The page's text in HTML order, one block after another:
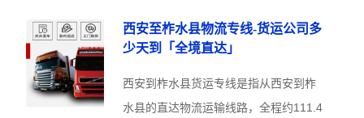
西安至柞水县物流专线-货运公司多
少天到「全境直达」
西安到柞水县货运专线是指从西安到柞
水县的直达物流运输线路，全程约111.4